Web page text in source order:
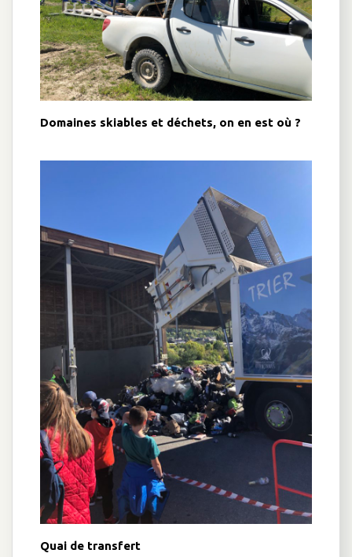
Domaines skiables et déchets, on en est où ?
Quai de transfert